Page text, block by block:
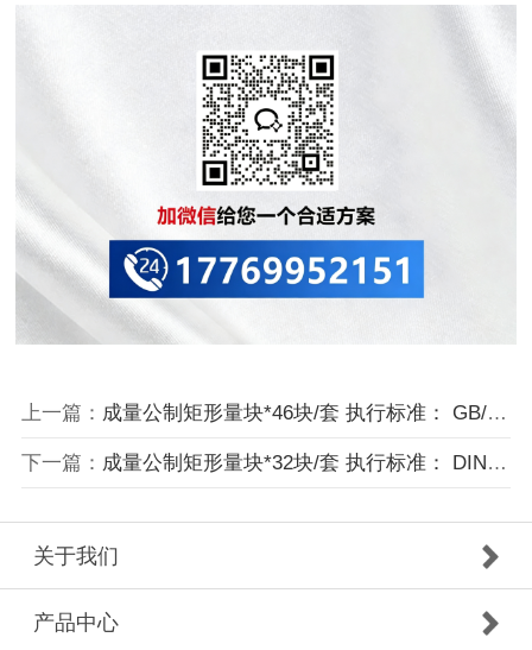
上一篇： 成量公制矩形量块*46块/套 执行标准： GB/T 6093-2001
下一篇： 成量公制矩形量块*32块/套 执行标准： DIN 861-1:1980
关于我们
产品中心